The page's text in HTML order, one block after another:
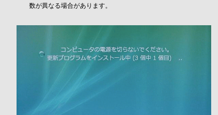
数が異なる場合があります。